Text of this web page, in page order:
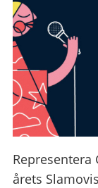
Representera
årets